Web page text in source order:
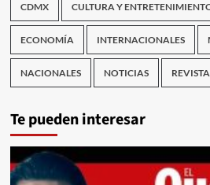
CDMX CULTURA Y
ECONOMÍA INTERNACIONALES
NACIONALES NOTICIAS
Te pueden interesar